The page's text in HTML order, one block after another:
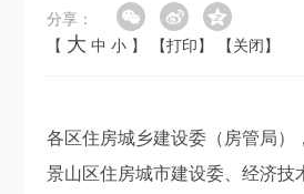
分享：
【 大 中 小 】 【打印】 【关闭】
各区住房城乡建设委（房管局） ，
景山区住房城市建设委、经济技